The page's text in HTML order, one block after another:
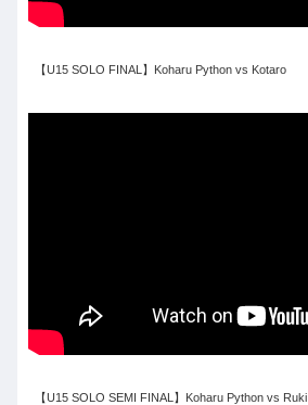
【U15 SOLO FINAL】Koharu Python vs Kotaro
【U15 SOLO SEMI FINAL】Koharu Python vs Ruki